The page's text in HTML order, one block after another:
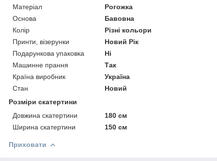
Матеріал
Рогожка
Основа
Бавовна
Колір
Різні кольори
Принти, візерунки
Новий Рік
Подарункова упаковка
Ні
Машинне прання
Так
Країна виробник
Україна
Стан
Новий
Розміри скатертини
Довжина скатертини
180 см
Ширина скатертини
150 см
Приховати